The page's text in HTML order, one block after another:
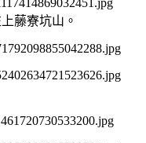
藤寮坑山。